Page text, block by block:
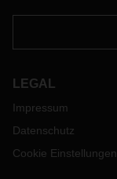
LEGAL
Impressum
Datenschutz
Cookie Einstellungen